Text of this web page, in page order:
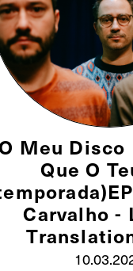
Meu Disco
Que O
Carvalho -